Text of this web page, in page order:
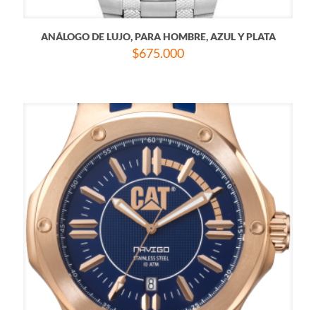
ANÁLOGO DE LUJO, PARA HOMBRE, AZUL Y PLATA
$675.000